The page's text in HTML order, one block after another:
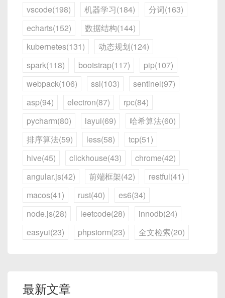
vscode(198) 机器学习(184)
分词(163)
echarts(152)
数据结构(144)
kubernetes(131)
动态规划(124)
spark(118)
bootstrap(117)
pip(107)
webpack(106)
ssl(103)
sentinel(97)
asp(94)
electron(87)
rpc(84)
pycharm(80)
layui(69)
哈希算法(60)
排序算法(59)
less(58)
tcp(51)
hive(45)
clickhouse(43)
chrome(42)
angular.js(42)
前端框架(42)
restful(41)
macos(41)
rust(40)
es6(34)
node.js(28)
leetcode(28)
innodb(24)
easyui(23)
phpstorm(23) 全文检索(20)
最新文章